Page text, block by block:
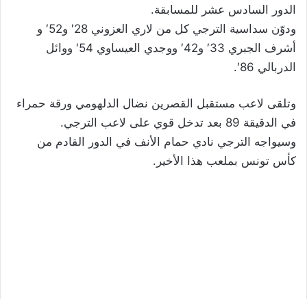
الدور السادس عشر للمسابقة.
ودوّن سداسية الترجي كل من لاري العزوني 28′ و52′ و
أشرف الجبري 33′ و42′ ووجدي العيساوي 54′ ووائل
الدربالي 86′.
وتلقى لاعب مستقبل القصرين نضال الدلهومي ورقة حمراء
في الدقيقة 89 بعد تدخل قوي على لاعب الترجي.
وسيواجه الترجي نادي حمام الأنف في الدور القادم من
كأس تونس بملعب هذا الأخير.